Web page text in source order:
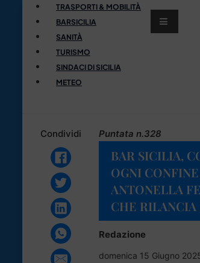
TRASPORTI & MOBILITÀ
BARSICILIA
SANITÀ
TURISMO
SINDACI DI SICILIA
METEO
Condividi Puntata n.328
BAR SICILIA,
OGNI
ANTONELLA
CHE
Redazione
domenica 15 Giugno